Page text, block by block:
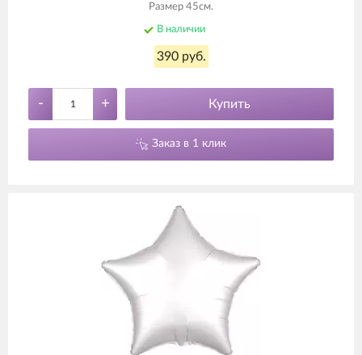
Размер 45см.
В наличии
390 руб.
- + Купить
Заказ в 1 клик